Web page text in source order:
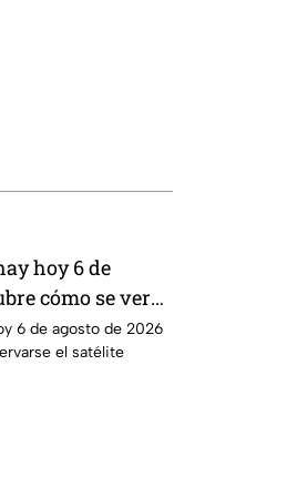
hoy 6 de
cómo se verá
6 de agosto de 2026
el satélite